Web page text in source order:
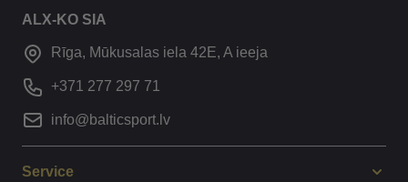
ALX-KO SIA
Rīga, Mūkusalas iela 42E, A ieeja
+371 277 297 71
info@balticsport.lv
Service